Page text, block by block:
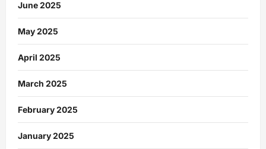
June 2025
May 2025
April 2025
March 2025
February 2025
January 2025